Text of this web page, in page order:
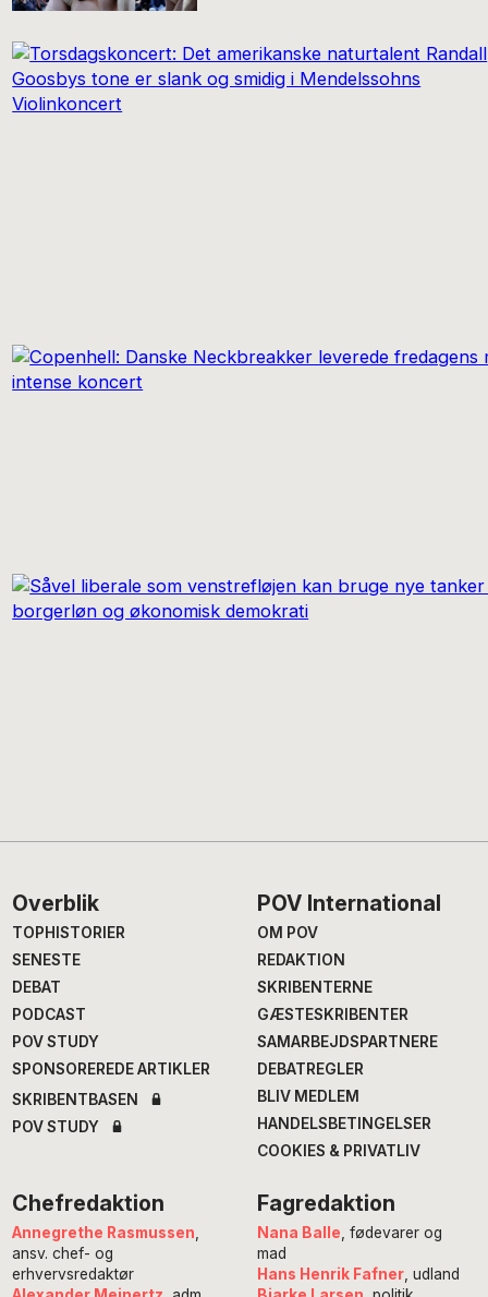
Footer
Overblik
TOPHISTORIER
SENESTE
DEBAT
PODCAST
POV STUDY
SPONSOREREDE ARTIKLER
SKRIBENTBASEN
POV STUDY
POV International
OM POV
REDAKTION
SKRIBENTERNE
GÆSTESKRIBENTER
SAMARBEJDSPARTNERE
DEBATREGLER
BLIV MEDLEM
HANDELSBETINGELSER
COOKIES & PRIVATLIV
Chefredaktion
Annegrethe Rasmussen
ansv. chef- og
erhvervsredaktør
Fagredaktion
Nana Balle , fødevarer og
mad
Hans Henrik Fafner, udland